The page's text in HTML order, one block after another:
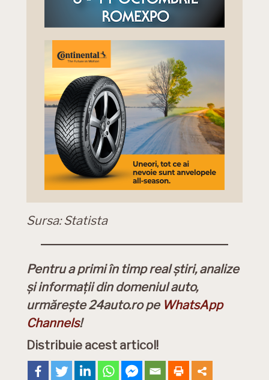
Sursa: Statista
Pentru a primi în timp real știri, analize
și informații din domeniul auto,
urmărește 24auto.ro pe WhatsApp
Channels!
Distribuie acest articol!